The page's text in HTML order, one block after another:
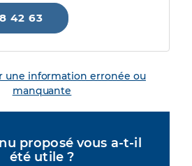
42 63
une information erronée ou
manquante
proposé vous a-t-il
été utile ?